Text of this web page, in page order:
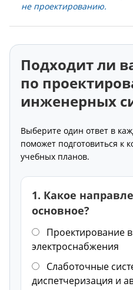
не проектированию.
Подходит ли
по
инженерных
Выберите один ответ в
поможет подготовиться к
учебных планов.
1. Какое
основное?
Проектирование
электроснабжения
Слаботочные
диспетчеризация и